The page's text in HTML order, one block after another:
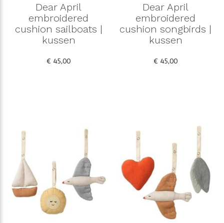
Dear April
embroidered
cushion sailboats |
kussen
€ 45,00
Dear April
embroidered
cushion songbirds |
kussen
€ 45,00